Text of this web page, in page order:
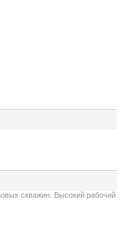
скважин. Высокий рабочий